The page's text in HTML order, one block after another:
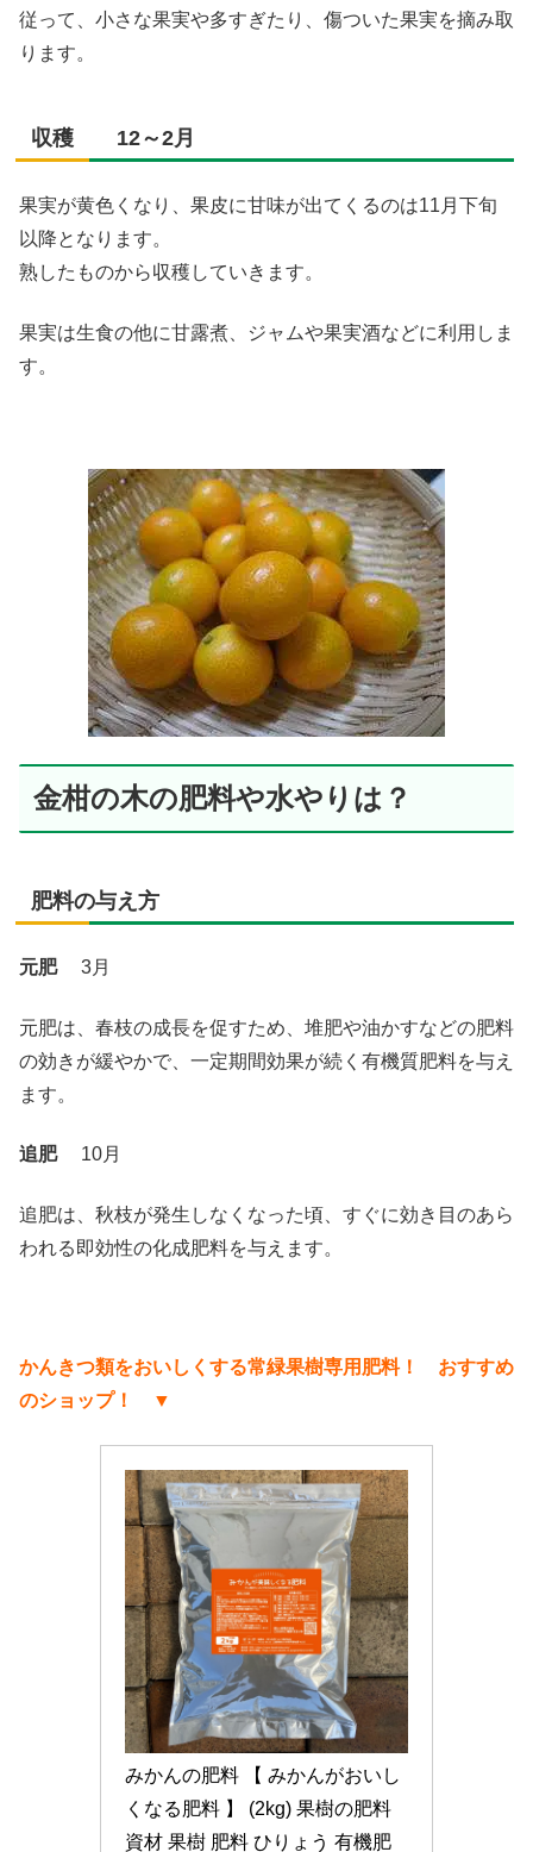
従って、小さな果実や多すぎたり、傷ついた果実を摘み取
ります。
収穫 12～2月
果実が黄色くなり、果皮に甘味が出てくるのは11月下旬
以降となります。
熟したものから収穫していきます。
果実は生食の他に甘露煮、ジャムや果実酒などに利用しま
す。
金柑の木の肥料や水やりは？
肥料の与え方
元肥 3月
元肥は、春枝の成長を促すため、堆肥や油かすなどの肥料
の効きが緩やかで、一定期間効果が続く有機質肥料を与え
ます。
追肥10月
追肥は、秋枝が発生しなくなった頃、すぐに効き目のあら
われる即効性の化成肥料を与えます。
かんきつ類をおいしくする常緑果樹専用肥料！ おすすめ
のショップ！ ▼
みかんの肥料 【 みかんがおいし
くなる肥料 】 (2kg) 果樹の肥料
資材 果樹 肥料 ひりょう 有機肥